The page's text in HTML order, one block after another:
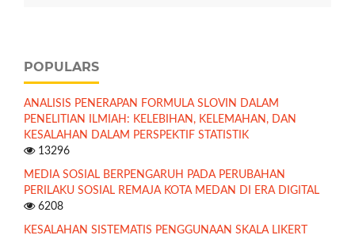
POPULARS
ANALISIS PENERAPAN FORMULA SLOVIN DALAM
PENELITIAN ILMIAH: KELEBIHAN, KELEMAHAN, DAN
KESALAHAN DALAM PERSPEKTIF STATISTIK
13296
MEDIA SOSIAL BERPENGARUH PADA PERUBAHAN
PERILAKU SOSIAL REMAJA KOTA MEDAN DI ERA DIGITAL
6208
KESALAHAN SISTEMATIS PENGGUNAAN SKALA LIKERT